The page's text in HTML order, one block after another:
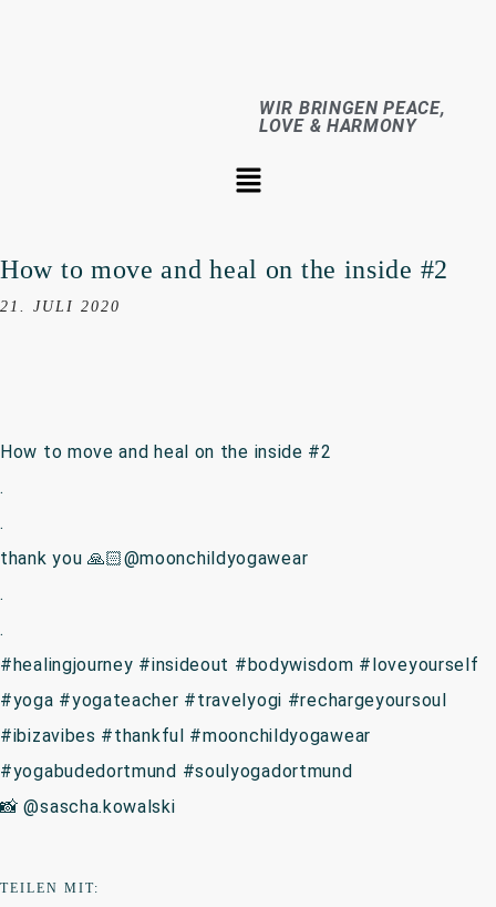
WIR BRINGEN PEACE,
LOVE & HARMONY
How to move and heal on the inside #2
21. JULI 2020
How to move and heal on the inside #2
.
.
thank you 🙏🏻@moonchildyogawear
.
.
#healingjourney #insideout #bodywisdom #loveyourself
#yoga #yogateacher #travelyogi #rechargeyoursoul
#ibizavibes #thankful #moonchildyogawear
#yogabudedortmund #soulyogadortmund
📸 @sascha.kowalski
TEILEN MIT: